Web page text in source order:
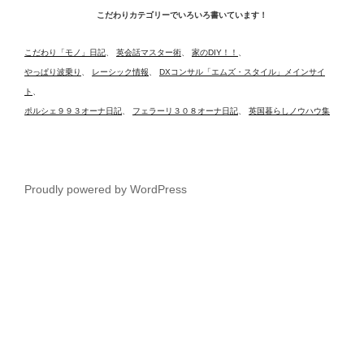
こだわりカテゴリーでいろいろ書いています！
こだわり「モノ」日記、 英会話マスター術、 家のDIY！！ 、
やっぱり波乗り 、 レーシック情報、 DXコンサル「エムズ・スタイル」メインサイ
ト 、
ポルシェ９９３オーナ日記、 フェラーリ３０８オーナ日記、 英国暮らしノウハウ集
Proudly powered by WordPress